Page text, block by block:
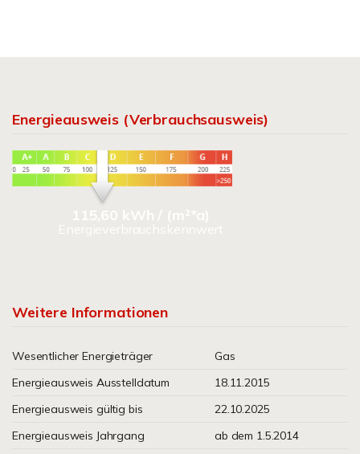
Energieausweis (Verbrauchsausweis)
115,60 kWh / (m²*a)
Energieverbrauchskennwert
Weitere Informationen
Wesentlicher Energieträger
Gas
Energieausweis Ausstelldatum
18.11.2015
Energieausweis gültig bis
22.10.2025
Energieausweis Jahrgang
ab dem 1.5.2014